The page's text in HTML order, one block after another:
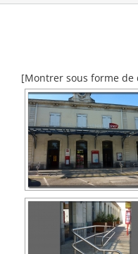
[Montrer sous forme de